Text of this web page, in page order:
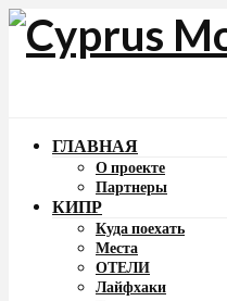
ГЛАВНАЯ
О проекте
Партнеры
КИПР
Куда поехать
Места
ОТЕЛИ
Лайфхаки